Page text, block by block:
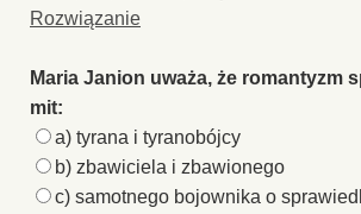
Rozwiązanie
Maria Janion uważa, że romantyzm
mit:
a) tyrana i tyranobójcy
b) zbawiciela i zbawionego
c) samotnego bojownika o